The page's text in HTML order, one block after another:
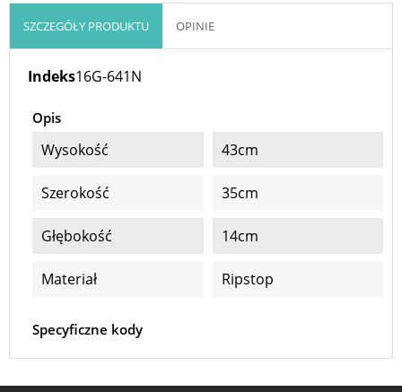
SZCZEGÓŁY PRODUKTU OPINIE
Indeks16G-641N
Opis
Wysokość 43cm
Szerokość 35cm
Głębokość 14cm
Materiał Ripstop
Specyficzne kody